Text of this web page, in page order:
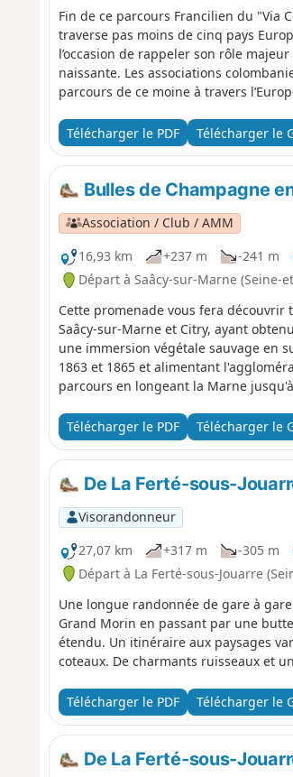
Fin de ce parcours Francilien du "Via
traverse pas moins de cinq pays
l’occasion de rappeler son rôle
naissante. Les associations
parcours de ce moine à travers
Télécharger le PDF
Télécharger le
Bulles de Champagne
Association / Club / AMM
16,93 km
+237 m -241 m
Départ à Saâcy-sur-Marne (Seine-
Cette promenade vous fera
Saâcy-sur-Marne et Citry, ayant
une immersion végétale sauvage en
1863 et 1865 et alimentant
parcours en longeant la Marne
Télécharger le PDF Télécharger le
De La Ferté-sous-
Visorandonneur
27,07 km
+317 m -305 m
Départ à La Ferté-sous-Jouarre
Une longue randonnée de gare à
Grand Morin en passant par une
étendu. Un itinéraire aux paysages
coteaux. De charmants ruisseaux et
Télécharger le PDF Télécharger le
De La Ferté-sous-